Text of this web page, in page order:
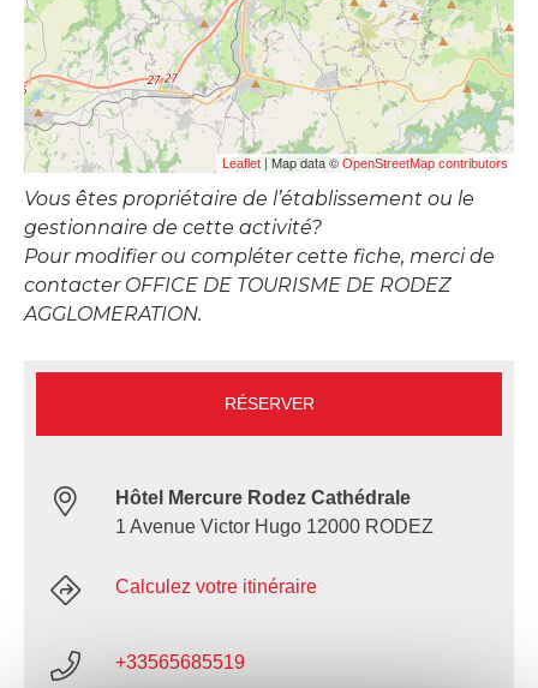
Leaflet | Map data © OpenStreetMap contributors
Vous êtes propriétaire de l’établissement ou le
gestionnaire de cette activité?
Pour modifier ou compléter cette fiche, merci de
contacter OFFICE DE TOURISME DE RODEZ
AGGLOMERATION.
RÉSERVER
Hôtel Mercure Rodez Cathédrale
1 Avenue Victor Hugo 12000 RODEZ
Calculez votre itinéraire
+33565685519